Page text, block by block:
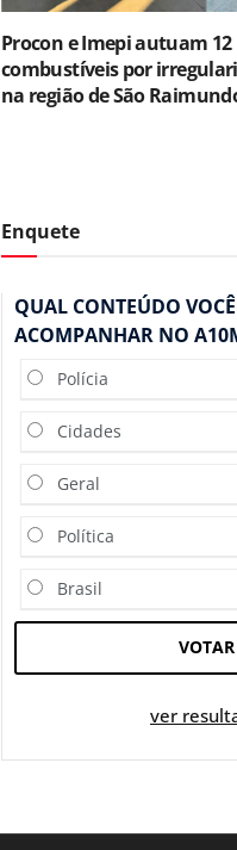
Procon e Imepi autuam 12
combustíveis por
na região de São
Enquete
QUAL CONTEÚDO
ACOMPANHAR NO
Polícia
Cidades
Geral
Política
Brasil
VOTAR
ver